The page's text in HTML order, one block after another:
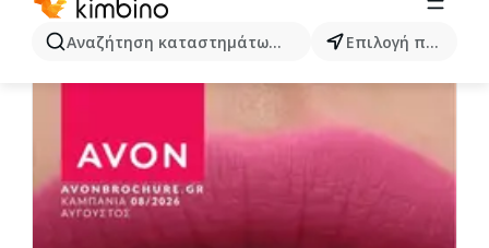
Αναζήτηση καταστημάτων, κατηγοριών, προϊόντων...
Επιλογή πόλης
Άλλα φυλλάδια από την κατηγορία